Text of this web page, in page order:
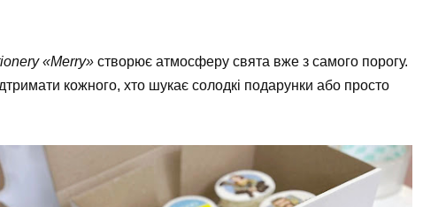
«Merry» створює атмосферу свята вже з самого порогу.
кожного, хто шукає солодкі подарунки або просто